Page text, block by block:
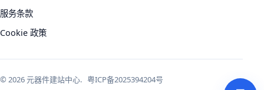
服务条款
Cookie 政策
© 2026 元器件建站中心. 粤ICP备2025394204号